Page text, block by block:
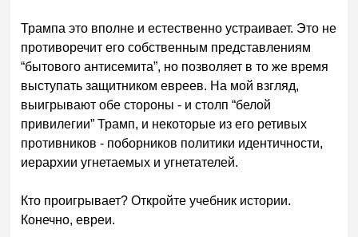
Трампа это вполне и естественно устраивает. Это не
противоречит его собственным представлениям
“бытового антисемита”, но позволяет в то же время
выступать защитником евреев. На мой взгляд,
выигрывают обе стороны - и столп “белой
привилегии” Трамп, и некоторые из его ретивых
противников - поборников политики идентичности,
иерархии угнетаемых и угнетателей.
Кто проигрывает? Откройте учебник истории.
Конечно, евреи.